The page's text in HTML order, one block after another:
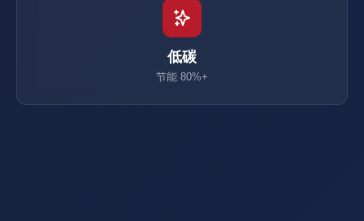
低碳
节能 80%+